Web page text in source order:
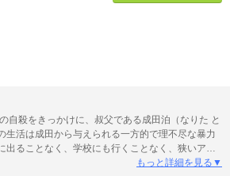
自殺をきっかけに、叔父である成田泊（なりた と
生活は成田から与えられる一方的で理不尽な暴力
出ることなく、学校にも行くことなく、狭いアパ
に立ち上がれなくなるまで殴られる……。麻白は
もっと詳細を見る▼